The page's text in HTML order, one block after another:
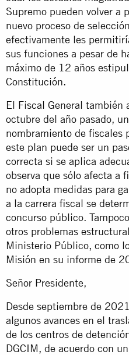
Supremo pueden volver a
nuevo proceso de
efectivamente les
sus funciones a pesar de
máximo de 12 años
Constitución.
El Fiscal General también
octubre del año pasado,
nombramiento de fiscales
este plan puede ser un
correcta si se aplica
observa que sólo afecta a
no adopta medidas para
a la carrera fiscal se
concurso público.
otros problemas
Ministerio Público, como
Misión en su informe de
Señor Presidente,
Desde septiembre de
algunos avances en el
de los centros de
DGCIM, de acuerdo con